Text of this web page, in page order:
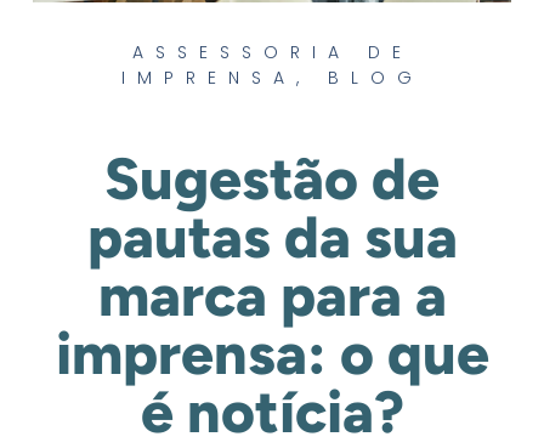
ASSESSORIA DE
IMPRENSA , BLOG
Sugestão de
pautas da sua
marca para a
imprensa: o que
é notícia?